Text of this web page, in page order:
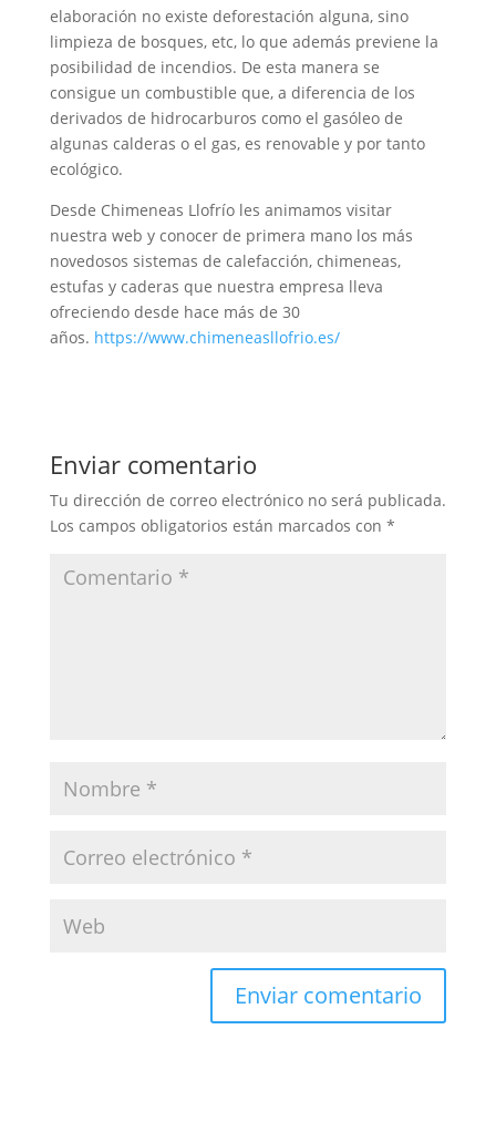
elaboración no existe deforestación alguna, sino
limpieza de bosques, etc, lo que además previene la
posibilidad de incendios. De esta manera se
consigue un combustible que, a diferencia de los
derivados de hidrocarburos como el gasóleo de
algunas calderas o el gas, es renovable y por tanto
ecológico.
Desde Chimeneas Llofrío les animamos visitar
nuestra web y conocer de primera mano los más
novedosos sistemas de calefacción, chimeneas,
estufas y caderas que nuestra empresa lleva
ofreciendo desde hace más de 30
años. https://www.chimeneasllofrio.es/
Enviar comentario
Tu dirección de correo electrónico no será publicada.
Los campos obligatorios están marcados con *